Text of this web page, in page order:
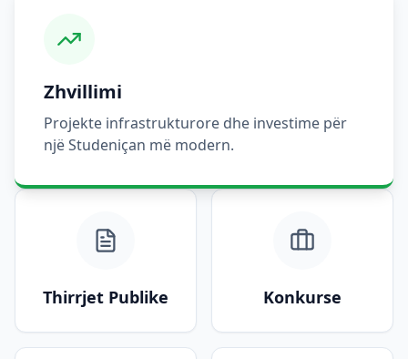
Zhvillimi
Projekte infrastrukturore dhe investime për
një Studeniçan më modern.
Thirrjet Publike Konkurse